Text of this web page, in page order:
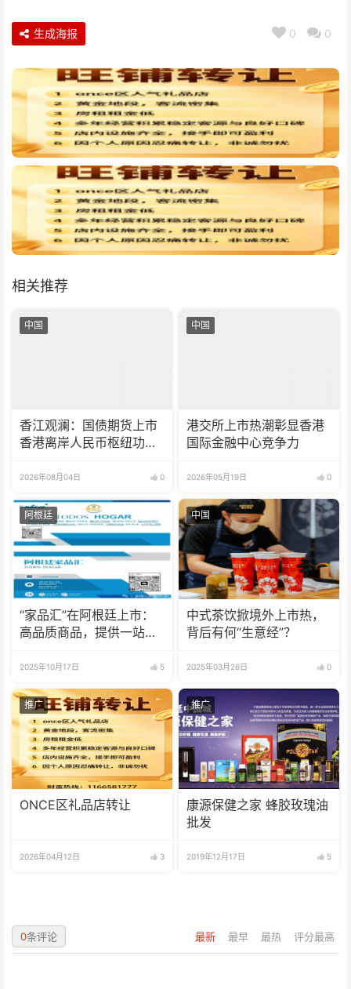
0 0
生成海报
相关推荐
中国
香江观澜：国债期货上市
香港离岸人民币枢纽功能
2026年08月04日 0
中国
港交所上市热潮彰显香港
国际金融中心竞争力
2026年05月19日 0
阿根廷
“家品汇”在阿根廷上市：
高品质商品，提供一站式
2025年10月17日 5
中国
中式茶饮掀境外上市热，
背后有何“生意经”？
2025年03月26日 0
推广
ONCE区礼品店转让
2026年04月12日 3
推广
康源保健之家 蜂胶玫瑰油
批发
2019年12月17日 5
最新 最早 最热 评分最高
0条评论